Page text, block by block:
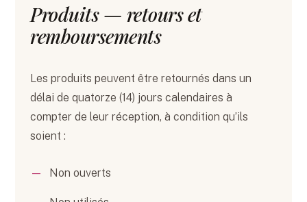
Produits — retours et
remboursements
Les produits peuvent être retournés dans un
délai de quatorze (14) jours calendaires à
compter de leur réception, à condition qu’ils
soient :
Non ouverts